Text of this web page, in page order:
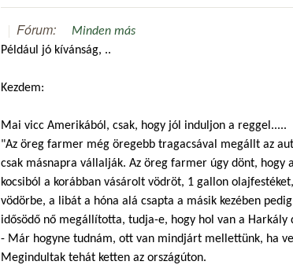
Fórum:
Minden más
Például jó kívánság, ..
Kezdem:
Mai vicc Amerikából, csak, hogy jól induljon a reggel.....
"Az öreg farmer még öregebb tragacsával megállt az
csak másnapra vállalják. Az öreg farmer úgy dönt, hogy
kocsiból a korábban vásárolt vödröt, 1 gallon
vödörbe, a libát a hóna alá csapta a másik kezében
idősödő nő megállította, tudja-e, hogy hol van a Harkály
- Már hogyne tudnám, ott van mindjárt mellettünk, ha
Megindultak tehát ketten az országúton.